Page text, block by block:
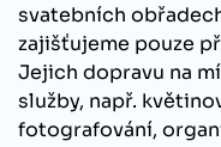
svatebních
zajišťujeme pouze
Jejich dopravu na
služby, např.
fotografování,